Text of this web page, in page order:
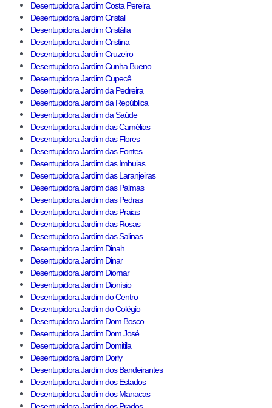
Desentupidora Jardim Costa Pereira
Desentupidora Jardim Cristal
Desentupidora Jardim Cristália
Desentupidora Jardim Cristina
Desentupidora Jardim Cruzeiro
Desentupidora Jardim Cunha Bueno
Desentupidora Jardim Cupecê
Desentupidora Jardim da Pedreira
Desentupidora Jardim da República
Desentupidora Jardim da Saúde
Desentupidora Jardim das Camélias
Desentupidora Jardim das Flores
Desentupidora Jardim das Fontes
Desentupidora Jardim das Imbuias
Desentupidora Jardim das Laranjeiras
Desentupidora Jardim das Palmas
Desentupidora Jardim das Pedras
Desentupidora Jardim das Praias
Desentupidora Jardim das Rosas
Desentupidora Jardim das Salinas
Desentupidora Jardim Dinah
Desentupidora Jardim Dinar
Desentupidora Jardim Diomar
Desentupidora Jardim Dionísio
Desentupidora Jardim do Centro
Desentupidora Jardim do Colégio
Desentupidora Jardim Dom Bosco
Desentupidora Jardim Dom José
Desentupidora Jardim Domitila
Desentupidora Jardim Dorly
Desentupidora Jardim dos Bandeirantes
Desentupidora Jardim dos Estados
Desentupidora Jardim dos Manacas
Desentupidora Jardim dos Prados